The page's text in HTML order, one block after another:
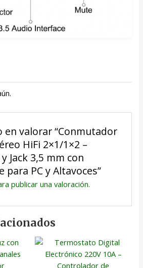
en valorar “Conmutador
HiFi 2×1/1×2 –
Jack 3,5 mm con
para PC y Altavoces”
publicar una valoración.